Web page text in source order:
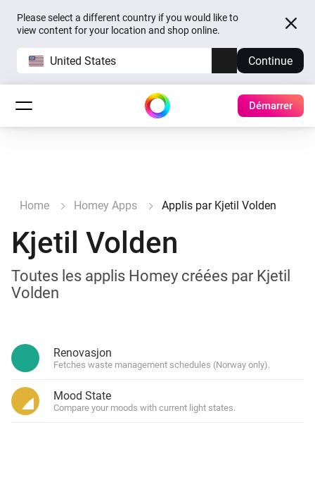
Please select a different country if you would like to
view content for your location and shop online.
United States Continue
Démarrer
Home Homey Apps Applis par Kjetil Volden
Kjetil Volden
Toutes les applis Homey créées par Kjetil
Volden
Renovasjon
Fetches waste management schedules (Norway only).
Mood State
Compare your moods with current light states.